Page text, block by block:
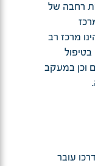
רחבה של
מרכז רב
וכן במעקב
עובר